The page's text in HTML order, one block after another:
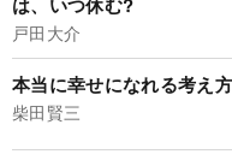
戸田大介
本当に幸せになれる考え
柴田賢三